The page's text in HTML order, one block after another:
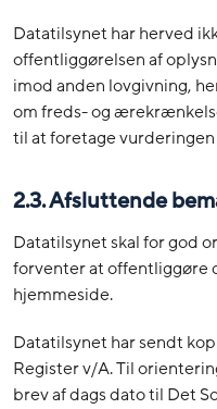
Datatilsynet har herved
offentliggørelsen af
imod anden lovgivning,
om freds- og
til at foretage vurderingen
2.3. Afsluttende
Datatilsynet skal for god
forventer at offentliggøre
hjemmeside.
Datatilsynet har sendt
Register v/A. Til
brev af dags dato til Det